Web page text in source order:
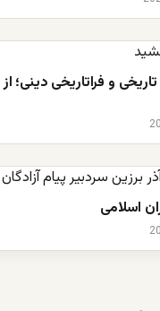
و فراتاریخی دینی؛
اسلامی